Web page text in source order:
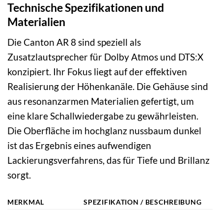
Technische Spezifikationen und
Materialien
Die Canton AR 8 sind speziell als
Zusatzlautsprecher für Dolby Atmos und DTS:X
konzipiert. Ihr Fokus liegt auf der effektiven
Realisierung der Höhenkanäle. Die Gehäuse sind
aus resonanzarmen Materialien gefertigt, um
eine klare Schallwiedergabe zu gewährleisten.
Die Oberfläche im hochglanz nussbaum dunkel
ist das Ergebnis eines aufwendigen
Lackierungsverfahrens, das für Tiefe und Brillanz
sorgt.
MERKMAL SPEZIFIKATION / BESCHREIBUNG